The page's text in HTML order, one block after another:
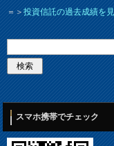
＝＞投資信託の過去成績を
スマホ携帯でチェック